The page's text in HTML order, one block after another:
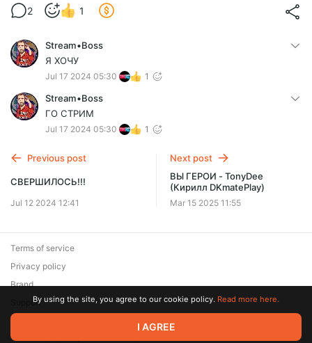
2 1
Stream•Boss
Я ХОЧУ
Jul 17 2024 05:30 1
Stream•Boss
ГО СТРИМ
Jul 17 2024 05:30 1
Previous post
СВЕРШИЛОСЬ!!!
Jul 12 2024 12:41
Next post
ВЫ ГЕРОИ - TonyDee
(Кирилл DKmatePlay)
Mar 15 2025 11:55
© 2026 Zaya Solutions Limited. All rights reserved. All trademarks
are the property of their respective owners.
Terms of service
Privacy policy
Brand
SupportBy using the site, you agree to our cookie policy. Read more here.
I AGREE